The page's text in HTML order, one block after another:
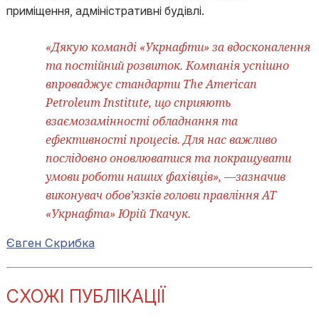
приміщення, адміністративні будівлі.
«Дякую команді «Укрнафти» за вдосконалення
та постійний розвиток. Компанія успішно
впроваджує стандарти The American
Petroleum Institute, що сприяють
взаємозамінності обладнання та
ефективності процесів. Для нас важливо
послідовно оновлюватися та покращувати
умови роботи наших фахівців», —зазначив
виконувач обов’язків голови правління АТ
«Укрнафта» Юрій Ткачук.
Євген Скрибка
СХОЖІ ПУБЛІКАЦІЇ